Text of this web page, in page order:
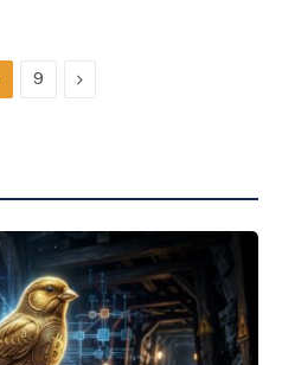
9 Next